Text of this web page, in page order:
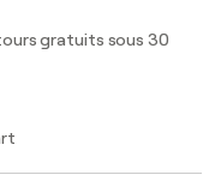
gratuits sous 30